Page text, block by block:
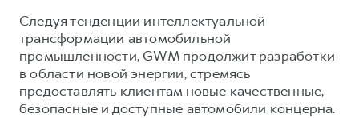
Следуя тенденции интеллектуальной
трансформации автомобильной
промышленности, GWM продолжит разработки
в области новой энергии, стремясь
предоставлять клиентам новые качественные,
безопасные и доступные автомобили концерна.